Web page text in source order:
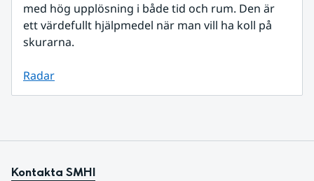
med hög upplösning i både tid och rum. Den är
ett värdefullt hjälpmedel när man vill ha koll på
skurarna.
Radar
Kontakta SMHI